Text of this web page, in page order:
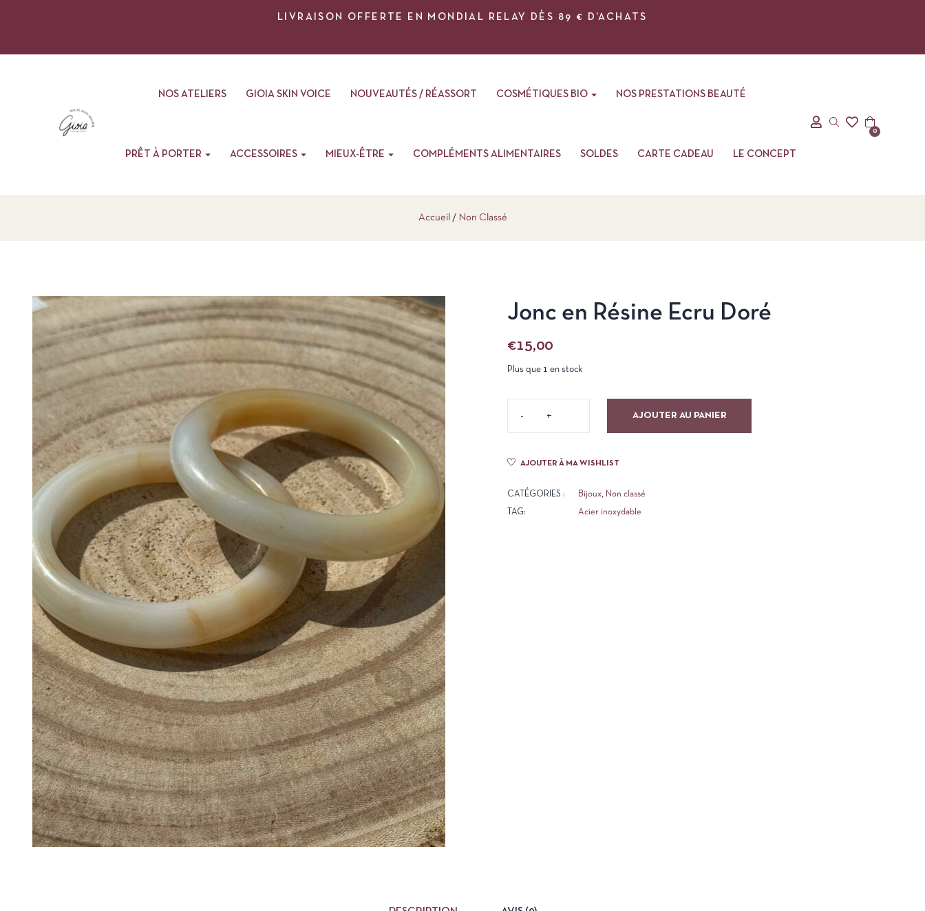
LIVRAISON OFFERTE EN MONDIAL RELAY DÈS 89 € D’ACHATS
NOS ATELIERS GIOIA SKIN VOICE NOUVEAUTÉS / RÉASSORT COSMÉTIQUES BIO NOS PRESTATIONS BEAUTÉ
PRÊT À PORTER ACCESSOIRES MIEUX-ÊTRE COMPLÉMENTS ALIMENTAIRES SOLDES CARTE CADEAU LE CONCEPT
0
Accueil Non Classé
Jonc en Résine Ecru Doré
€15,00
Plus que 1 en stock
AJOUTER AU PANIER
AJOUTER À MA WISHLIST
CATÉGORIES : Bijoux, Non classé
TAG: Acier inoxydable